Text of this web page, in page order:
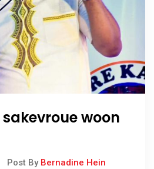
sakevroue woon
Post By Bernadine Hein